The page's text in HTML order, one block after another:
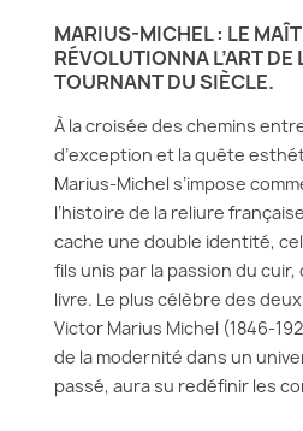
MARIUS-MICHEL : LE
RÉVOLUTIONNA L’ART DE
TOURNANT DU SIÈCLE.
À la croisée des chemins
d’exception et la quête
Marius-Michel s’impose
l’histoire de la reliure
cache une double identité,
fils unis par la passion du
livre. Le plus célèbre des
Victor Marius Michel (1846-
de la modernité dans un
passé, aura su redéfinir les